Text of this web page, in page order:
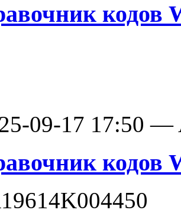
кодов
09-17 17:50 —
кодов